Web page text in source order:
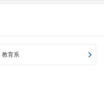
ました
教育系